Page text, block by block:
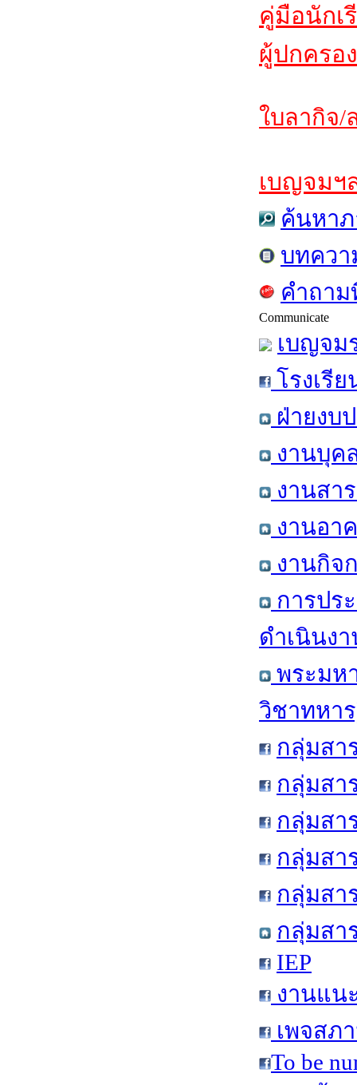
คู่มือนักเ
ผู้ปกครอ
ใบลากิจ/
เบญจมฯ
ค้นหาภ
บทควา
คำถา
Communicate
เบญจม
โรงเรี
ฝ่ายงบ
งานบุค
งานสา
งานอา
งานกิจ
การปร
ดำเนินง
พระมห
วิชาทหา
กลุ่มสา
กลุ่มสา
กลุ่มสา
กลุ่มสา
กลุ่มสา
กลุ่มสา
IEP
งานแน
เพจสภ
To be